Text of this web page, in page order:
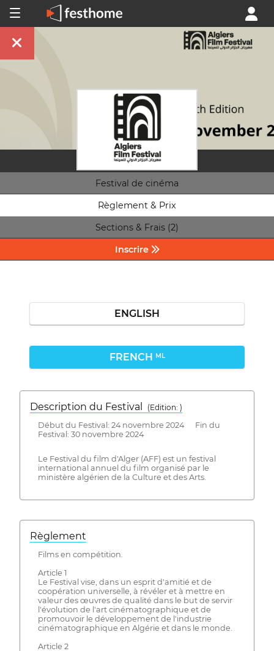
Festival de cinéma
Règlement & Prix
Sections & Frais (2)
Inscrire
ENGLISH
FRENCH ML
Description du Festival
( Edition: )
Début du Festival: 24 novembre 2024 Fin du
Festival: 30 novembre 2024
Le Festival du film d'Alger (AFF) est un festival
international annuel du film organisé par le
ministère algérien de la Culture et des Arts.
Règlement
Films en compétition.
Article 1
Le Festival vise, dans un esprit d'amitié et de
coopération universelle, à révéler et à mettre en
valeur des œuvres de qualité dans le but de servir
l'évolution de l'art cinématographique et de
promouvoir le développement de l'industrie
cinématographique en Algérie et dans le monde.
Article 2